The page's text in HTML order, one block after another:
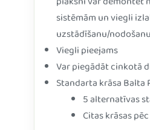
sistēmām un viegli
uzstādīšanu/
Viegli pieejams
Var piegādāt cinkotā
Standarta krāsa Balta
5 alternatīvas
Citas krāsas